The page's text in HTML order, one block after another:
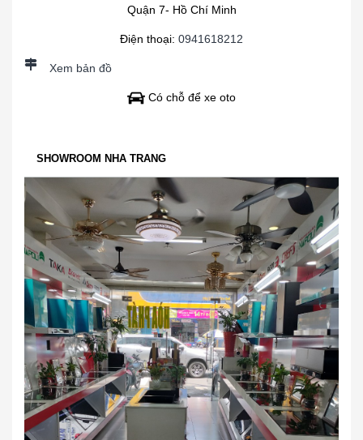
Quận 7- Hồ Chí Minh
Điện thoại: 0941618212
Xem bản đồ
Có chỗ để xe oto
SHOWROOM NHA TRANG